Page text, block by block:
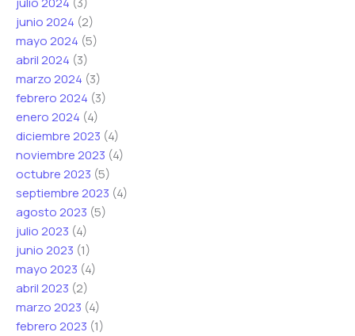
junio 2024 (2)
mayo 2024 (5)
abril 2024 (3)
marzo 2024 (3)
febrero 2024 (3)
enero 2024 (4)
diciembre 2023 (4)
noviembre 2023 (4)
octubre 2023 (5)
septiembre 2023 (4)
agosto 2023 (5)
julio 2023 (4)
junio 2023 (1)
mayo 2023 (4)
abril 2023 (2)
marzo 2023 (4)
febrero 2023 (1)